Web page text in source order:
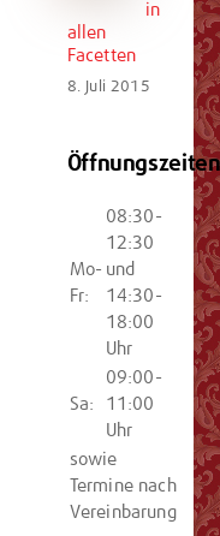
in
allen
Facetten
8. Juli 2015
Öffnungszeiten
Mo-
Fr:
08:30-
12:30
und
14:30-
18:00
Uhr
Sa:
09:00-
11:00
Uhr
sowie
Termine nach
Vereinbarung